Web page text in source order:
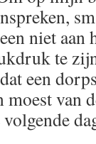
niet aan
te
een
van